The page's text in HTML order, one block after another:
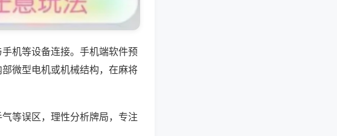
机等设备连接。手机端软件预
微型电机或机械结构，在麻将
等误区，理性分析牌局，专注